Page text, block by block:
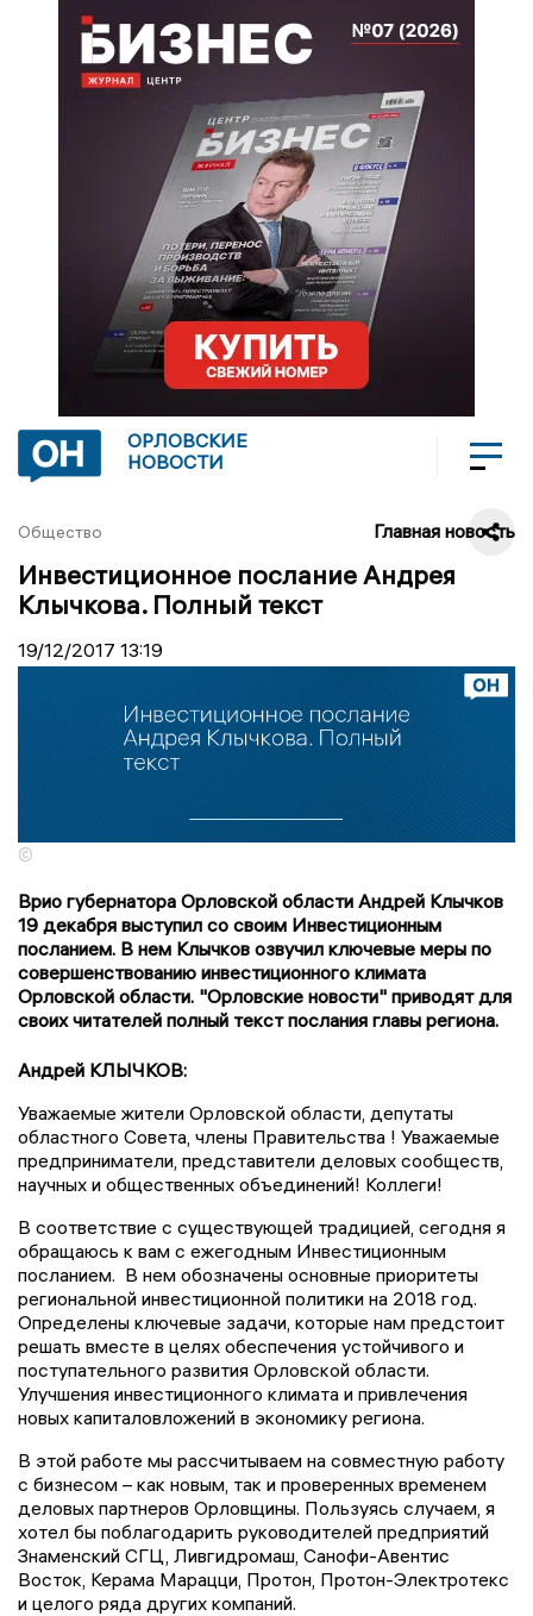
ОРЛОВСКИЕ
НОВОСТИ
Общество Главная новость
Инвестиционное послание Андрея
Клычкова. Полный текст
19/12/2017 13:19
©
Врио губернатора Орловской области Андрей Клычков
19 декабря выступил со своим Инвестиционным
посланием. В нем Клычков озвучил ключевые меры по
совершенствованию инвестиционного климата
Орловской области. "Орловские новости" приводят для
своих читателей полный текст послания главы региона.
Андрей КЛЫЧКОВ:
Уважаемые жители Орловской области, депутаты
областного Совета, члены Правительства ! Уважаемые
предприниматели, представители деловых сообществ,
научных и общественных объединений! Коллеги!
В соответствие с существующей традицией, сегодня я
обращаюсь к вам с ежегодным Инвестиционным
посланием. В нем обозначены основные приоритеты
региональной инвестиционной политики на 2018 год.
Определены ключевые задачи, которые нам предстоит
решать вместе в целях обеспечения устойчивого и
поступательного развития Орловской области.
Улучшения инвестиционного климата и привлечения
новых капиталовложений в экономику региона.
В этой работе мы рассчитываем на совместную работу
с бизнесом – как новым, так и проверенных временем
деловых партнеров Орловщины. Пользуясь случаем, я
хотел бы поблагодарить руководителей предприятий
Знаменский СГЦ, Ливгидромаш, Санофи-Авентис
Восток, Керама Марацци, Протон, Протон-Электротекс
и целого ряда других компаний.